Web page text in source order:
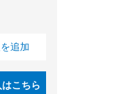
追加
こちら